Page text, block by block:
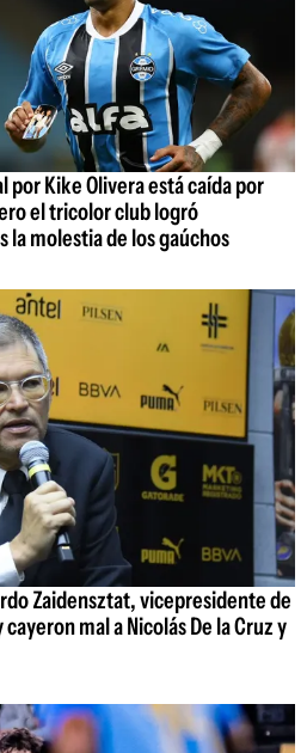
por Kike Olivera está caída por
el tricolor club logró
molestia de los gaúchos
Zaidensztat, vicepresidente de
mal a Nicolás De la Cruz y